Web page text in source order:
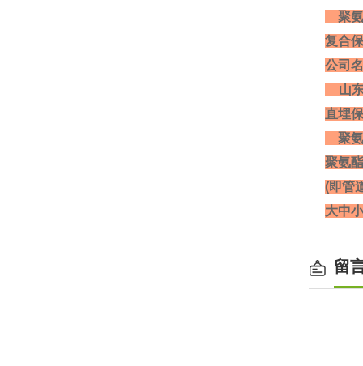
聚氨
复合
公司
山东
直埋
聚氨
聚氨
(即管
大中
留